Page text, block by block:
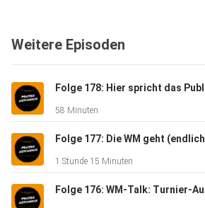
Weitere Episoden
58 Minuten
1 Stunde 15 Minuten